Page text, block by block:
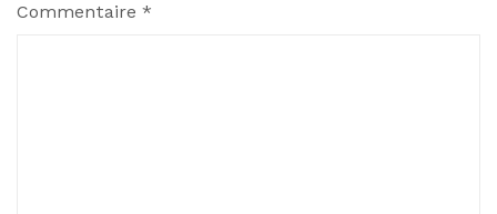
Commentaire *